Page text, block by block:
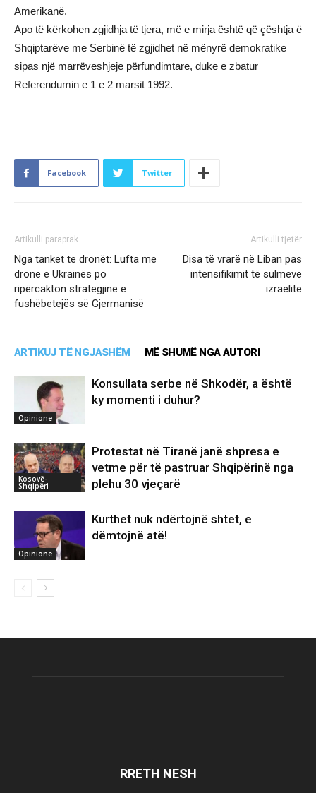
Amerikanë.
Apo të kërkohen zgjidhja të tjera, më e mirja është që çështja ë
Shqiptarëve me Serbinë të zgjidhet në mënyrë demokratike
sipas një marrëveshjeje përfundimtare, duke e zbatur
Referendumin e 1 e 2 marsit 1992.
Facebook Twitter
Artikulli paraprak
Nga tanket te dronët: Lufta me
dronë e Ukrainës po
ripërcakton strategjinë e
fushëbetejës së Gjermanisë
Artikulli tjetër
Disa të vrarë në Liban pas
intensifikimit të sulmeve
izraelite
ARTIKUJ TË NGJASHËM MË SHUMË NGA AUTORI
Opinione
Konsullata serbe në Shkodër, a është
ky momenti i duhur?
Kosovë-
Shqipëri
Protestat në Tiranë janë shpresa e
vetme për të pastruar Shqipërinë nga
plehu 30 vjeçarë
Opinione
Kurthet nuk ndërtojnë shtet, e
dëmtojnë atë!
RRETH NESH